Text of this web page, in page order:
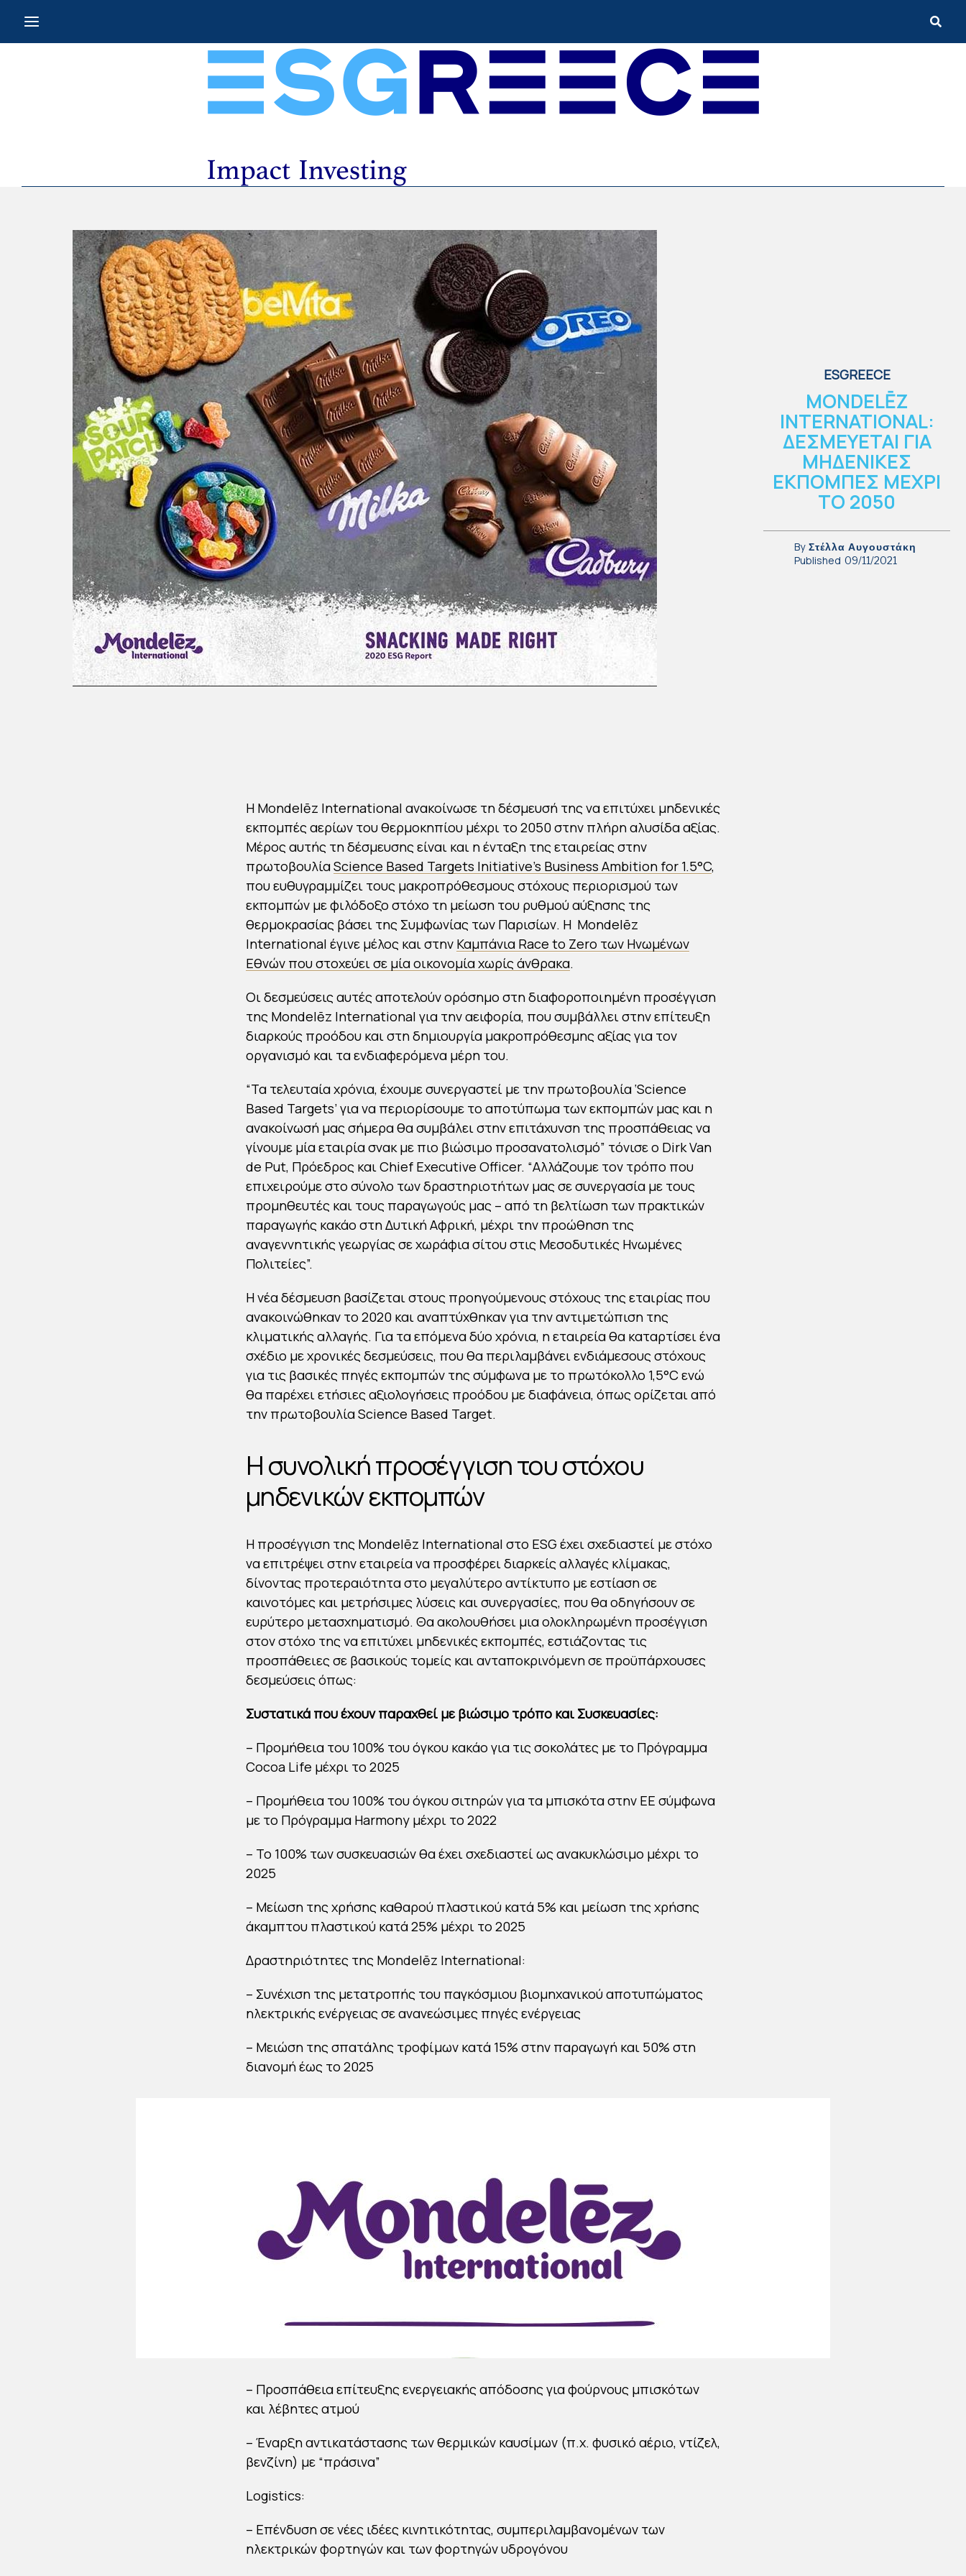
ESGREECE
MONDELĒZ
INTERNATIONAL:
ΔΕΣΜΕΥΕΤΑΙ ΓΙΑ
ΜΗΔΕΝΙΚΕΣ
ΕΚΠΟΜΠΕΣ ΜΕΧΡΙ
ΤΟ 2050
By Στέλλα Αυγουστάκη
Published 09/11/2021
Η Mondelēz International ανακοίνωσε τη δέσμευσή της να επιτύχει μηδενικές
εκπομπές αερίων του θερμοκηπίου μέχρι το 2050 στην πλήρη αλυσίδα αξίας.
Μέρος αυτής τη δέσμευσης είναι και η ένταξη της εταιρείας στην
πρωτοβουλίαScience Based Targets Initiative’s Business Ambition for 1.5°C,
που ευθυγραμμίζει τους μακροπρόθεσμους στόχους περιορισμού των
εκπομπών με φιλόδοξο στόχο τη μείωση του ρυθμού αύξησης της
θερμοκρασίας βάσει της Συμφωνίας των Παρισίων. Η Mondelēz
International έγινε μέλος και στην Καμπάνια Race to Zero των Ηνωμένων
Εθνών που στοχεύει σε μία οικονομία χωρίς άνθρακα.
Οι δεσμεύσεις αυτές αποτελούν ορόσημο στη διαφοροποιημένη προσέγγιση
της Mondelēz International για την αειφορία, που συμβάλλει στην επίτευξη
διαρκούς προόδου και στη δημιουργία μακροπρόθεσμης αξίας για τον
οργανισμό και τα ενδιαφερόμενα μέρη του.
“Τα τελευταία χρόνια, έχουμε συνεργαστεί με την πρωτοβουλία ‘Science
Based Targets’ για να περιορίσουμε το αποτύπωμα των εκπομπών μας και η
ανακοίνωσή μας σήμερα θα συμβάλει στην επιτάχυνση της προσπάθειας να
γίνουμε μία εταιρία σνακ με πιο βιώσιμο προσανατολισμό” τόνισε ο Dirk Van
de Put, Πρόεδρος και Chief Executive Officer. “Αλλάζουμε τον τρόπο που
επιχειρούμε στο σύνολο των δραστηριοτήτων μας σε συνεργασία με τους
προμηθευτές και τους παραγωγούς μας – από τη βελτίωση των πρακτικών
παραγωγής κακάο στη Δυτική Αφρική, μέχρι την προώθηση της
αναγεννητικής γεωργίας σε χωράφια σίτου στις Μεσοδυτικές Ηνωμένες
Πολιτείες”.
Η νέα δέσμευση βασίζεται στους προηγούμενους στόχους της εταιρίας που
ανακοινώθηκαν το 2020 και αναπτύχθηκαν για την αντιμετώπιση της
κλιματικής αλλαγής. Για τα επόμενα δύο χρόνια, η εταιρεία θα καταρτίσει ένα
σχέδιο με χρονικές δεσμεύσεις, που θα περιλαμβάνει ενδιάμεσους στόχους
για τις βασικές πηγές εκπομπών της σύμφωνα με το πρωτόκολλο 1,5°C ενώ
θα παρέχει ετήσιες αξιολογήσεις προόδου με διαφάνεια, όπως ορίζεται από
την πρωτοβουλία Science Based Target.
Η συνολική προσέγγιση του στόχου
μηδενικών εκπομπών
Η προσέγγιση της Mondelēz International στο ESG έχει σχεδιαστεί με στόχο
να επιτρέψει στην εταιρεία να προσφέρει διαρκείς αλλαγές κλίμακας,
δίνοντας προτεραιότητα στο μεγαλύτερο αντίκτυπο με εστίαση σε
καινοτόμες και μετρήσιμες λύσεις και συνεργασίες, που θα οδηγήσουν σε
ευρύτερο μετασχηματισμό. Θα ακολουθήσει μια ολοκληρωμένη προσέγγιση
στον στόχο της να επιτύχει μηδενικές εκπομπές, εστιάζοντας τις
προσπάθειες σε βασικούς τομείς και ανταποκρινόμενη σε προϋπάρχουσες
δεσμεύσεις όπως:
Συστατικά που έχουν παραχθεί με βιώσιμο τρόπο και Συσκευασίες:
– Προμήθεια του 100% του όγκου κακάο για τις σοκολάτες με το Πρόγραμμα
Cocoa Life μέχρι το 2025
– Προμήθεια του 100% του όγκου σιτηρών για τα μπισκότα στην EΕ σύμφωνα
με το Πρόγραμμα Harmony μέχρι το 2022
– Το 100% των συσκευασιών θα έχει σχεδιαστεί ως ανακυκλώσιμο μέχρι το
2025
– Μείωση της χρήσης καθαρού πλαστικού κατά 5% και μείωση της χρήσης
άκαμπτου πλαστικού κατά 25% μέχρι το 2025
Δραστηριότητες της Mondelēz International:
– Συνέχιση της μετατροπής του παγκόσμιου βιομηχανικού αποτυπώματος
ηλεκτρικής ενέργειας σε ανανεώσιμες πηγές ενέργειας
– Μειώση της σπατάλης τροφίμων κατά 15% στην παραγωγή και 50% στη
διανομή έως το 2025
– Προσπάθεια επίτευξης ενεργειακής απόδοσης για φούρνους μπισκότων
και λέβητες ατμού
– Έναρξη αντικατάστασης των θερμικών καυσίμων (π.χ. φυσικό αέριο, ντίζελ,
βενζίνη) με “πράσινα”
Logistics:
– Επένδυση σε νέες ιδέες κινητικότητας, συμπεριλαμβανομένων των
ηλεκτρικών φορτηγών και των φορτηγών υδρογόνου